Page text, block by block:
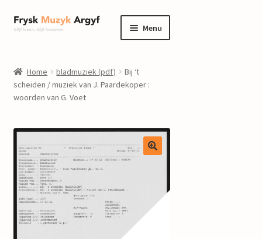
Ga
door
navigatie
Ga
naar
inhoud
Menu
informatie
uitvouwen
Componisten
nieuws
events
Home bladmuziek (pdf)
Bij ‘t
scheiden / muziek van J. Paardekoper :
woorden van G. Voet